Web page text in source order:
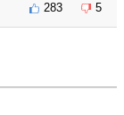
283 5